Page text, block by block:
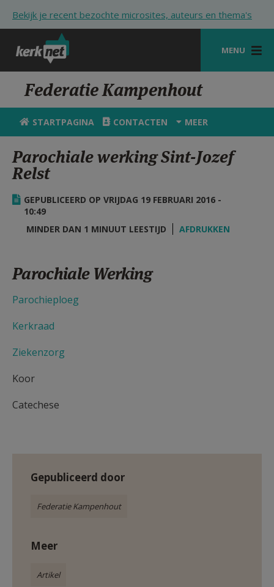
Bekijk je recent bezochte microsites, auteurs en thema's
MENU
STARTPAGINA
KERK
VIERINGEN
SHOP
HULP
STARTPAGINA PORTAAL
AANMELDEN OF REGISTREREN
Federatie Kampenhout
STARTPAGINA CONTACTEN MEER
Parochiale werking Sint-Jozef
Relst
GEPUBLICEERD OP VRIJDAG 19 FEBRUARI 2016 -
10:49
MINDER DAN 1 MINUUT LEESTIJD
AFDRUKKEN
Parochiale Werking
Parochieploeg
Kerkraad
Ziekenzorg
Koor
Catechese
Gepubliceerd door
Federatie Kampenhout
Meer
Artikel